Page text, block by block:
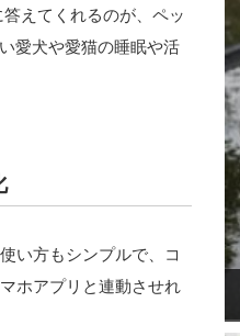
えてくれるのが、ペッ
愛犬や愛猫の睡眠や活
い方もシンプルで、コ
ホアプリと連動させれ